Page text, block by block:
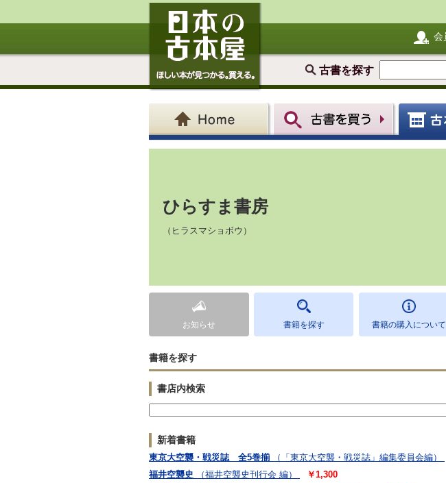
会
古書を探す
ひらすま書房
（ヒラスマショボウ）
お知らせ 書籍を探す 書籍の購入について
書籍を探す
書店内検索
新着書籍
東京大空襲・戦災誌 全5巻揃 （「東京大空襲・戦災誌」編集委員会編）
福井空襲史
（福井空襲史刊行会 編）
￥1,300